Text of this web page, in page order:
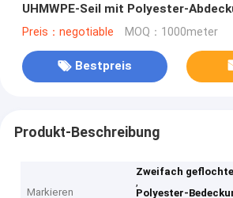
UHMWPE-Seil mit Polyester-
Preis：negotiable MOQ：1000meter
Bestpreis
Produkt-Beschreibung
Markieren
Zweifach
,
Polyester-